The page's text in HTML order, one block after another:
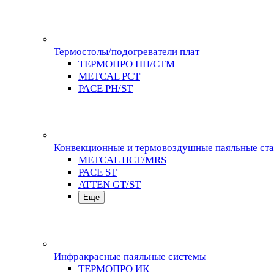
Термостолы/подогреватели плат
ТЕРМОПРО НП/СТМ
METCAL PCT
PACE PH/ST
Конвекционные и термовоздушные паяльные
METCAL HCT/MRS
PACE ST
ATTEN GT/ST
Еще
Инфракрасные паяльные системы
ТЕРМОПРО ИК